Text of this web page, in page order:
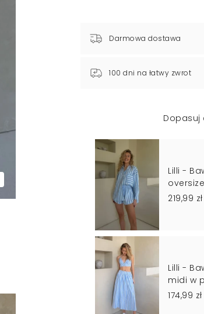
Darmowa dostawa
100 dni na łatwy zwrot
Dopasuj
Lilli -
219,99 zł
Lilli -
midi w
174,99 zł